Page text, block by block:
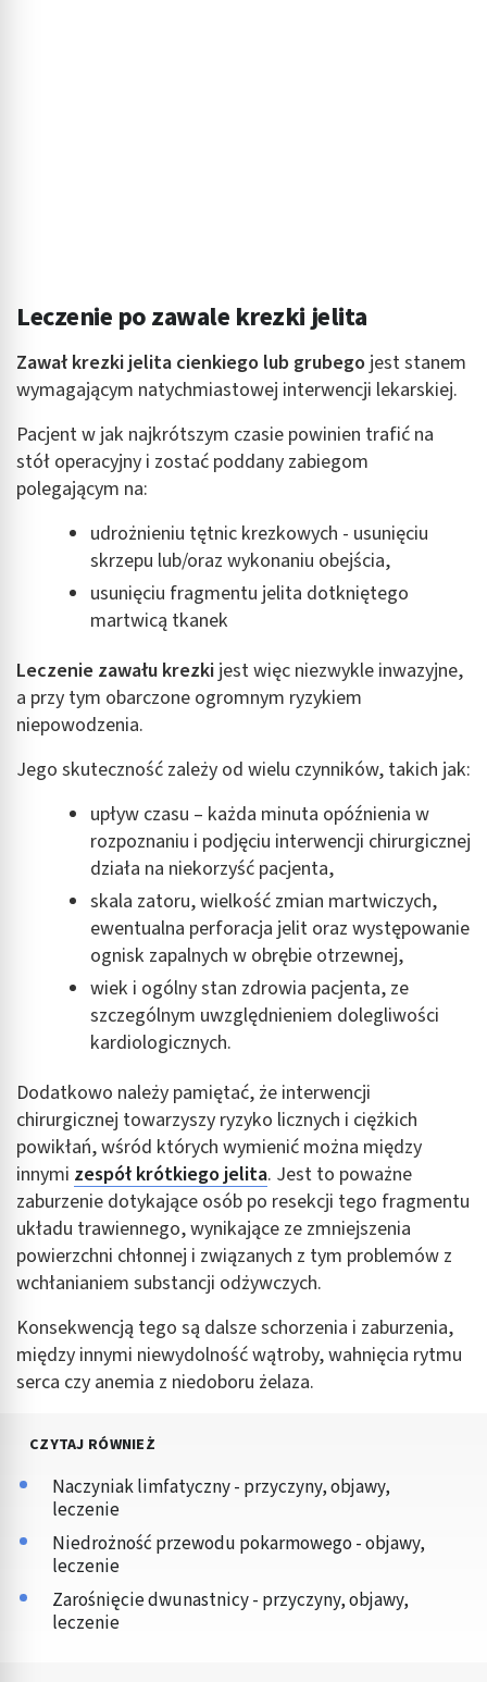
Leczenie po zawale krezki jelita
Zawał krezki jelita cienkiego lub grubego jest stanem
wymagającym natychmiastowej interwencji lekarskiej.
Pacjent w jak najkrótszym czasie powinien trafić na
stół operacyjny i zostać poddany zabiegom
polegającym na:
udrożnieniu tętnic krezkowych - usunięciu
skrzepu lub/oraz wykonaniu obejścia,
usunięciu fragmentu jelita dotkniętego
martwicą tkanek
Leczenie zawału krezki jest więc niezwykle inwazyjne,
a przy tym obarczone ogromnym ryzykiem
niepowodzenia.
Jego skuteczność zależy od wielu czynników, takich jak:
upływ czasu – każda minuta opóźnienia w
rozpoznaniu i podjęciu interwencji chirurgicznej
działa na niekorzyść pacjenta,
skala zatoru, wielkość zmian martwiczych,
ewentualna perforacja jelit oraz występowanie
ognisk zapalnych w obrębie otrzewnej,
wiek i ogólny stan zdrowia pacjenta, ze
szczególnym uwzględnieniem dolegliwości
kardiologicznych.
Dodatkowo należy pamiętać, że interwencji
chirurgicznej towarzyszy ryzyko licznych i ciężkich
powikłań, wśród których wymienić można między
innymi zespół krótkiego jelita. Jest to poważne
zaburzenie dotykające osób po resekcji tego fragmentu
układu trawiennego, wynikające ze zmniejszenia
powierzchni chłonnej i związanych z tym problemów z
wchłanianiem substancji odżywczych.
Konsekwencją tego są dalsze schorzenia i zaburzenia,
między innymi niewydolność wątroby, wahnięcia rytmu
serca czy anemia z niedoboru żelaza.
CZYTAJ RÓWNIEŻ
Naczyniak limfatyczny - przyczyny, objawy,
leczenie
Niedrożność przewodu pokarmowego - objawy,
leczenie
Zarośnięcie dwunastnicy - przyczyny, objawy,
leczenie